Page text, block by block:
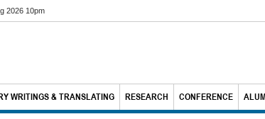
2026 10pm
WRITINGS & TRANSLATING RESEARCH CONFERENCE